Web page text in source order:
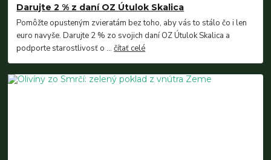
Darujte 2 % z daní OZ Útulok Skalica
Pomôžte opusteným zvieratám bez toho, aby vás to stálo čo i len
euro navyše. Darujte 2 % zo svojich daní OZ Útulok Skalica a
podporte starostlivosť o ...čítať celé